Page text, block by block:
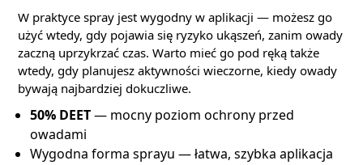
W praktyce spray jest wygodny w aplikacji — możesz go
użyć wtedy, gdy pojawia się ryzyko ukąszeń, zanim owady
zaczną uprzykrzać czas. Warto mieć go pod ręką także
wtedy, gdy planujesz aktywności wieczorne, kiedy owady
bywają najbardziej dokuczliwe.
50% DEET— mocny poziom ochrony przed
owadami
Wygodna forma sprayu — łatwa, szybka aplikacja